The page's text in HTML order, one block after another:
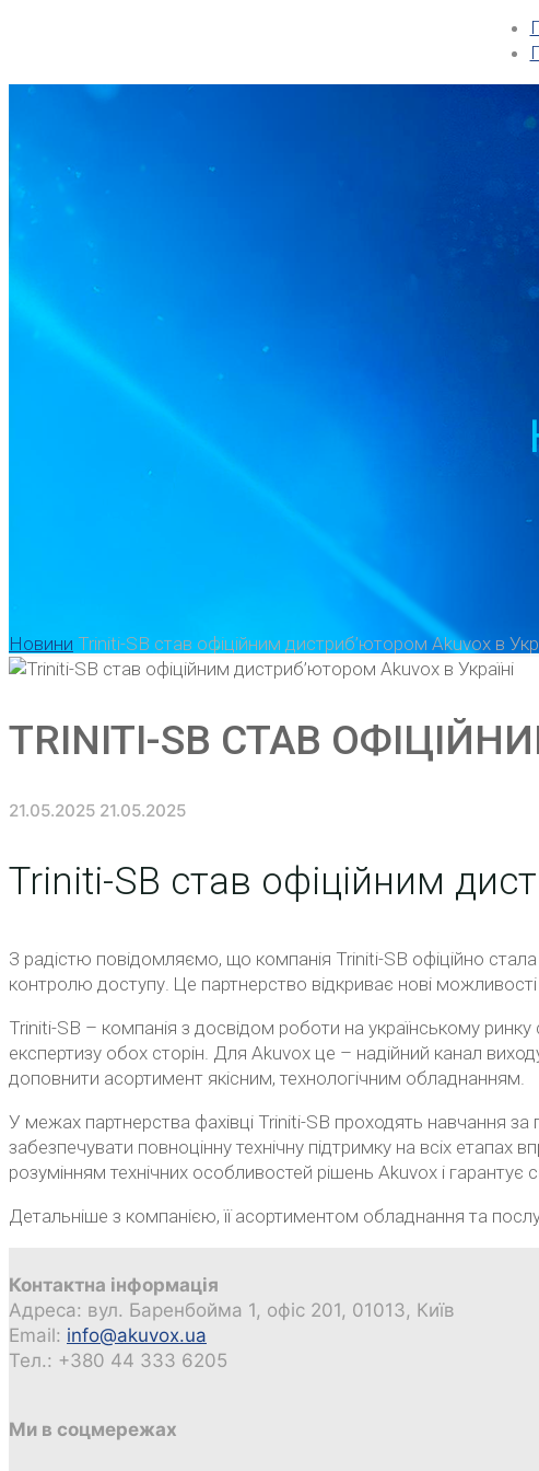
Home
Новини Triniti-SB став офіційним дистриб’ютором Akuvox в
TRINITI-SB СТАВ
21.05.2025 21.05.2025
Triniti-SB став офіційним
З радістю повідомляємо, що компанія Triniti-SB офіційно
контролю доступу. Це партнерство відкриває нові можливості
Triniti-SB – компанія з досвідом роботи на українському
експертизу обох сторін. Для Akuvox це – надійний канал
доповнити асортимент якісним, технологічним обладнанням.
У межах партнерства фахівці Triniti-SB проходять навчання
забезпечувати повноцінну технічну підтримку на всіх
розумінням технічних особливостей рішень Akuvox і
Детальніше з компанією, її асортиментом обладнання та
Контактна інформація
Адреса: вул. Баренбойма 1, офіс 201, 01013, Київ
Email: info@akuvox.ua
Тел.: +380 44 333 6205
Ми в соцмережах